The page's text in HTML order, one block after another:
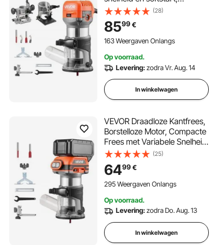
kantenfrees met vaste,
kantelbare en invalbare voet,
parallelgeleider,
houtbewerking, afwerken,
snoer
(28)
8599€
163 Weergaven Onlangs
Op voorraad.
Levering:zodra Vr. Aug. 14
In winkelwagen
VEVOR Draadloze Kantfrees,
Borstelloze Motor, Compacte
Frees met Variabele Snelheid
en Vaste Basis, 6,35 mm
Spantang, Frees voor
Houtbewerking, 18V, Li-Ion
(Batterij niet inbegrepen)
(25)
6499€
295 Weergaven Onlangs
Op voorraad.
Levering:zodra Do. Aug. 13
In winkelwagen